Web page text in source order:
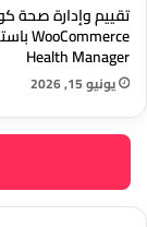
تقييم وإدارة صحة
Health Manager
يونيو 15, 2026